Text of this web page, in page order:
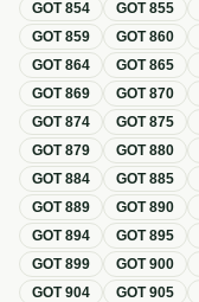
GOT854 GOT855
GOT859 GOT860
GOT864 GOT865
GOT869 GOT870
GOT874 GOT875
GOT879 GOT880
GOT884 GOT885
GOT889 GOT890
GOT894 GOT895
GOT899 GOT900
GOT904 GOT905